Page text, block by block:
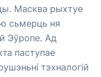
Масква рыхтуе
сьмерць ня
Эўропе. Ад
паступае
тэхналогій